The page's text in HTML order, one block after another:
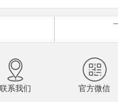
联系我们 官方微信